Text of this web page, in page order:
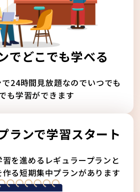
でどこでも学べる
24時間見放題なのでいつでも
も学習ができます
ランで学習スタート
を進めるレギュラープランと
る短期集中プランがあります